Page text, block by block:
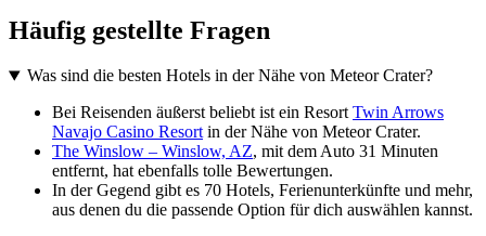
Häufig gestellte Fragen
Was sind die besten Hotels in der Nähe von Meteor Crater?
Bei Reisenden äußerst beliebt ist ein ResortTwin Arrows
Navajo Casino Resortin der Nähe von Meteor Crater.
The Winslow – Winslow, AZ, mit dem Auto 31 Minuten
entfernt, hat ebenfalls tolle Bewertungen.
In der Gegend gibt es 70 Hotels, Ferienunterkünfte und mehr,
aus denen du die passende Option für dich auswählen kannst.